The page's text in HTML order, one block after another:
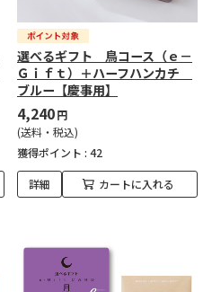
選べるギフト 鳥コース（ｅ－
Ｇｉｆｔ）＋ハーフハンカチ
ブルー【慶事用】
4,240円
(送料・税込)
獲得ポイント : 42
詳細 カートに入れる